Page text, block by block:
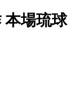
本場琉球